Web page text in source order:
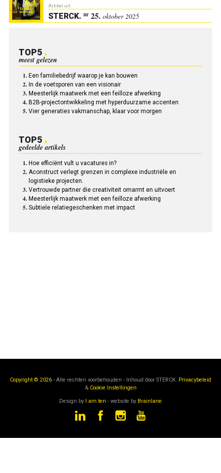
Artikel uit:
STERCK. nr25. oktober 2025
TOP5
meest gelezen
Een familiebedrijf waarop je kan bouwen
In de voetsporen van een visionair
Meesterlijk maatwerk met een feilloze afwerking
B2B-projectontwikkeling met hyperduurzame accenten
Vier generaties vakmanschap, klaar voor morgen
TOP5
gedeelde artikels
Hoe efficiënt vult u vacatures in?
Aconstruct verlegt grenzen in complexe industriële en
logistieke projecten.
Vertrouwde partner die creativiteit omarmt en uitvoert
Meesterlijk maatwerk met een feilloze afwerking
Subtiele relatiegeschenken met impact
Copyright © 2026 - Alle rechten voorbehouden - Inhoud door STERCK. Privacybeleid
& Cookie Instellingen
Design by I am ten - website by Brainlane